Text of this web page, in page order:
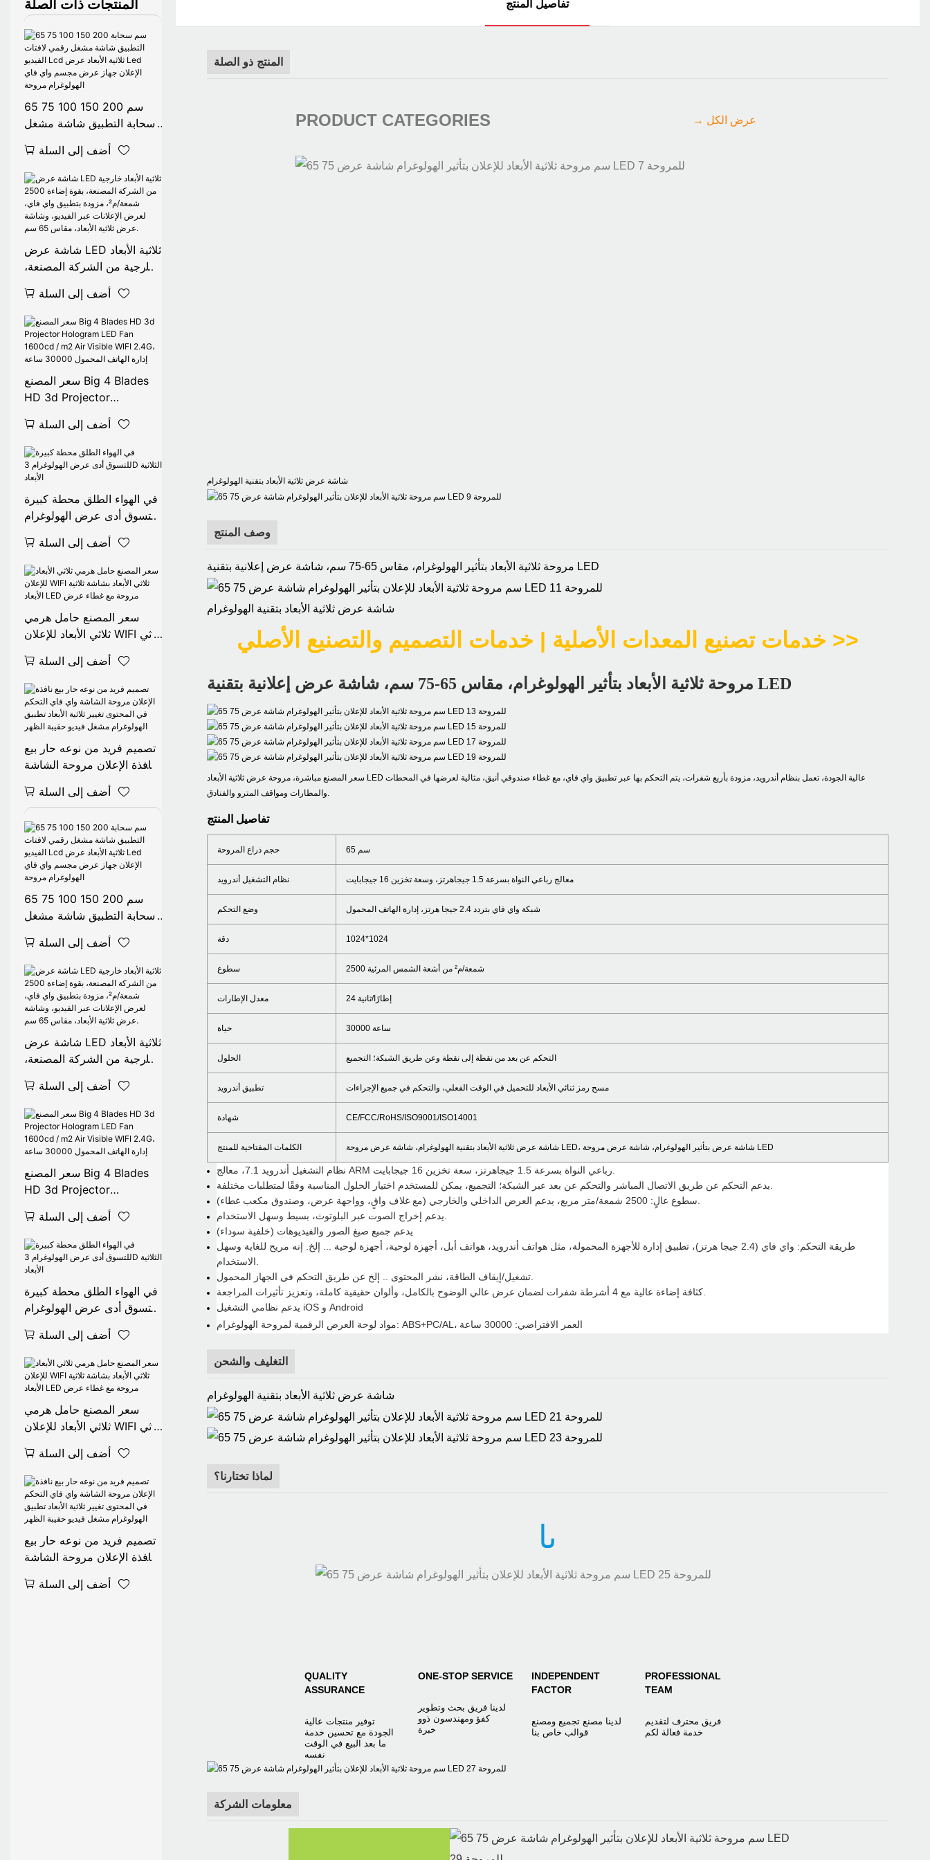
تفاصيل المنتج
المنتج ذو الصلة
PRODUCT CATEGORIES → عرض الكل
شاشة عرض ثلاثية الأبعاد بتقنية الهولوغرام
وصف المنتج
مروحة ثلاثية الأبعاد بتأثير الهولوغرام، مقاس 65-75 سم، شاشة عرض إعلانية بتقنية LED
شاشة عرض ثلاثية الأبعاد بتقنية الهولوغرام
خدمات تصنيع المعدات الأصلية | خدمات التصميم والتصنيع الأصلي >>
مروحة ثلاثية الأبعاد بتأثير الهولوغرام، مقاس 65-75 سم، شاشة عرض إعلانية بتقنية LED
سعر المصنع مباشرة، مروحة عرض ثلاثية الأبعاد LED عالية الجودة، تعمل بنظام أندرويد، مزودة بأربع شفرات، يتم التحكم بها عبر تطبيق واي فاي، مع غطاء صندوقي أنيق، مثالية لعرضها في المحطات
والمطارات ومواقف المترو والفنادق.
تفاصيل المنتج
حجم ذراع المروحة 65 سم
نظام التشغيل أندرويد معالج رباعي النواة بسرعة 1.5 جيجاهرتز، وسعة تخزين 16 جيجابايت
وضع التحكم شبكة واي فاي بتردد 2.4 جيجا هرتز، إدارة الهاتف المحمول
دقة 1024*1024
سطوع 2500 شمعة/م² من أشعة الشمس المرئية
معدل الإطارات 24 إطارًا/ثانية
حياة 30000 ساعة
الحلول التحكم عن بعد من نقطة إلى نقطة وعن طريق الشبكة؛ التجميع
تطبيق أندرويد مسح رمز ثنائي الأبعاد للتحميل في الوقت الفعلي، والتحكم في جميع الإجراءات
شهادة CE/FCC/RoHS/ISO9001/ISO14001
الكلمات المفتاحية للمنتج شاشة عرض ثلاثية الأبعاد بتقنية الهولوغرام، شاشة عرض مروحة LED، شاشة عرض بتأثير الهولوغرام، شاشة عرض مروحة LED
يدعم جميع صيغ الصور والفيديوهات (خلفية سوداء)
طريقة التحكم: واي فاي (2.4 جيجا هرتز)، تطبيق إدارة للأجهزة المحمولة، مثل هواتف أندرويد، هواتف أبل، أجهزة لوحية، أجهزة لوحية ... إلخ. إنه مريح للغاية وسهل
يدعم نظامي التشغيل iOS و Android
مواد لوحة العرض الرقمية لمروحة الهولوغرام: ABS+PC/AL،
العمر الافتراضي: 30000 ساعة
التغليف والشحن
شاشة عرض ثلاثية الأبعاد بتقنية الهولوغرام
لماذا تختارنا؟
يا
QUALITY
ASSURANCE
توفير منتجات عالية
الجودة مع تحسين خدمة
ما بعد البيع في الوقت
نفسه
ONE-STOP SERVICE
لدينا فريق بحث وتطوير
كفؤ ومهندسون ذوو
خبرة
INDEPENDENT
FACTOR
لدينا مصنع تجميع ومصنع
قوالب خاص بنا
PROFESSIONAL
TEAM
فريق محترف لتقديم
خدمة فعالة لكم
معلومات الشركة
المنتجات ذات الصلة
65 75 100 150 200 سم
سحابة التطبيق شاشة مشغل
رقمي لافتات الفيديو Lcd
ثلاثية الأبعاد عرض Led
الإعلان جهاز عرض مجسم
واي فاي الهولوغرام مروحة
أضف إلى السلة
شاشة عرض LED ثلاثية الأبعاد
خارجية من الشركة المصنعة،
مزودة بتطبيق واي فاي،
لعرض الإعلانات عبر الفيديو،
وشاشة عرض ثلاثية الأبعاد،
مقاس 65 سم.
أضف إلى السلة
سعر المصنع Big 4 Blades
HD 3d Projector
Hologram LED Fan
1600cd / m2 Air Visible
WIFI 2.4G، إدارة الهاتف
المحمول 30000 ساعة
أضف إلى السلة
في الهواء الطلق محطة كبيرة
للتسوق أدى عرض الهولوغرام
أضف إلى السلة
سعر المصنع حامل هرمي
ثلاثي الأبعاد للإعلان WIFI ثلاثي
الأبعاد بشاشة ثلاثية الأبعاد
LED مروحة مع غطاء عرض
أضف إلى السلة
تصميم فريد من نوعه حار بيع
نافذة الإعلان مروحة الشاشة
واي فاي التحكم في المحتوى
تغيير ثلاثية الأبعاد تطبيق
الظهر
أضف إلى السلة
65 75 100 150 200 سم
سحابة التطبيق شاشة مشغل
رقمي لافتات الفيديو Lcd
ثلاثية الأبعاد عرض Led
الإعلان جهاز عرض مجسم
واي فاي الهولوغرام مروحة
أضف إلى السلة
شاشة عرض LED ثلاثية الأبعاد
خارجية من الشركة المصنعة،
مزودة بتطبيق واي فاي،
لعرض الإعلانات عبر الفيديو،
وشاشة عرض ثلاثية الأبعاد،
مقاس 65 سم.
أضف إلى السلة
سعر المصنع Big 4 Blades
HD 3d Projector
Hologram LED Fan
1600cd / m2 Air Visible
WIFI 2.4G، إدارة الهاتف
المحمول 30000 ساعة
أضف إلى السلة
في الهواء الطلق محطة كبيرة
للتسوق أدى عرض الهولوغرام
أضف إلى السلة
سعر المصنع حامل هرمي
ثلاثي الأبعاد للإعلان WIFI ثلاثي
الأبعاد بشاشة ثلاثية الأبعاد
LED مروحة مع غطاء عرض
أضف إلى السلة
تصميم فريد من نوعه حار بيع
نافذة الإعلان مروحة الشاشة
واي فاي التحكم في المحتوى
تغيير ثلاثية الأبعاد تطبيق
أضف إلى السلة